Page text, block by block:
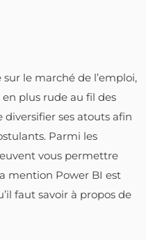
le marché de l’emploi,
plus rude au fil des
ses atouts afin
Parmi les
vous permettre
mention Power BI est
faut savoir à propos de